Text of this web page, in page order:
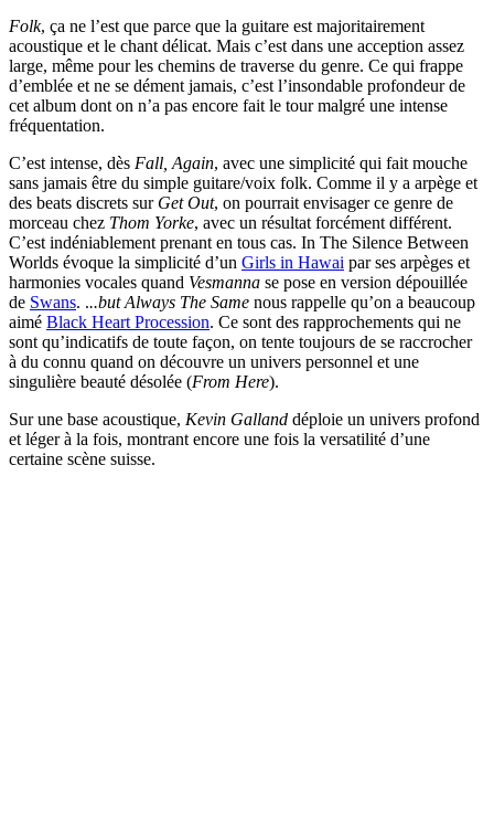
Folk, ça ne l’est que parce que la guitare est majoritairement
acoustique et le chant délicat. Mais c’est dans une acception assez
large, même pour les chemins de traverse du genre. Ce qui frappe
d’emblée et ne se dément jamais, c’est l’insondable profondeur de
cet album dont on n’a pas encore fait le tour malgré une intense
fréquentation.
C’est intense, dès Fall, Again, avec une simplicité qui fait mouche
sans jamais être du simple guitare/voix folk. Comme il y a arpège et
des beats discrets sur Get Out, on pourrait envisager ce genre de
morceau chez Thom Yorke, avec un résultat forcément différent.
C’est indéniablement prenant en tous cas. In The Silence Between
Worlds évoque la simplicité d’un Girls in Hawai par ses arpèges et
harmonies vocales quand Vesmanna se pose en version dépouillée
de Swans. ...but Always The Same nous rappelle qu’on a beaucoup
aimé Black Heart Procession. Ce sont des rapprochements qui ne
sont qu’indicatifs de toute façon, on tente toujours de se raccrocher
à du connu quand on découvre un univers personnel et une
singulière beauté désolée (From Here).
Sur une base acoustique, Kevin Galland déploie un univers profond
et léger à la fois, montrant encore une fois la versatilité d’une
certaine scène suisse.